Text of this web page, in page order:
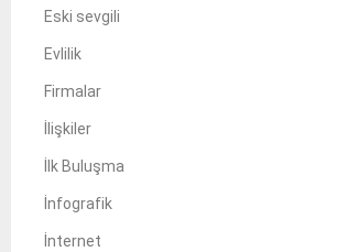
Eski sevgili
Evlilik
Firmalar
İlişkiler
İlk Buluşma
İnfografik
İnternet